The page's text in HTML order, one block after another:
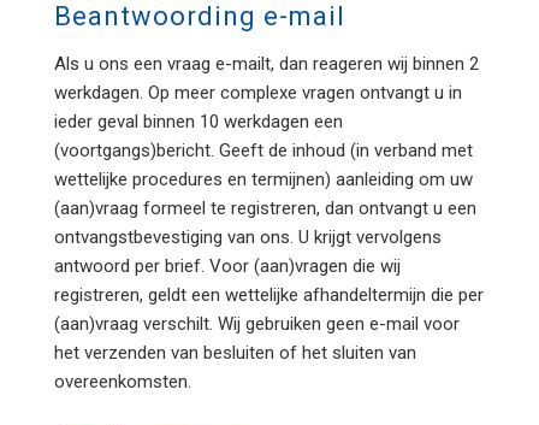
Beantwoording e-mail
Als u ons een vraag e-mailt, dan reageren wij binnen 2
werkdagen. Op meer complexe vragen ontvangt u in
ieder geval binnen 10 werkdagen een
(voortgangs)bericht. Geeft de inhoud (in verband met
wettelijke procedures en termijnen) aanleiding om uw
(aan)vraag formeel te registreren, dan ontvangt u een
ontvangstbevestiging van ons. U krijgt vervolgens
antwoord per brief. Voor (aan)vragen die wij
registreren, geldt een wettelijke afhandeltermijn die per
(aan)vraag verschilt. Wij gebruiken geen e-mail voor
het verzenden van besluiten of het sluiten van
overeenkomsten.